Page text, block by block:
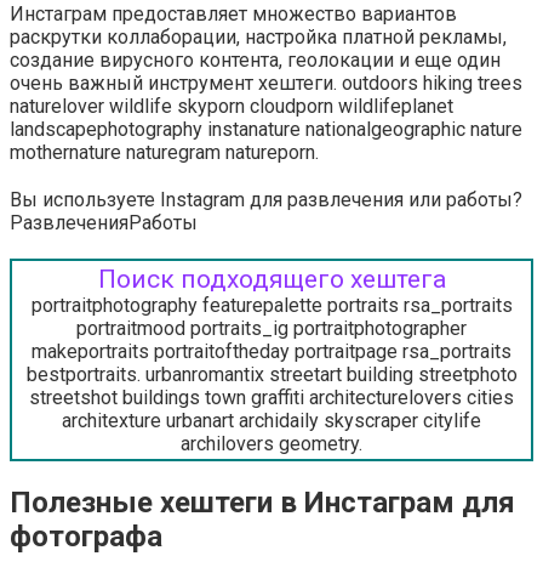
Инстаграм предоставляет множество вариантов
раскрутки коллаборации, настройка платной рекламы,
создание вирусного контента, геолокации и еще один
очень важный инструмент хештеги. outdoors hiking trees
naturelover wildlife skyporn cloudporn wildlifeplanet
landscapephotography instanature nationalgeographic nature
mothernature naturegram natureporn.
Вы используете Instagram для развлечения или работы?
РазвлеченияРаботы
Поиск подходящего хештега
portraitphotography featurepalette portraits rsa_portraits
portraitmood portraits_ig portraitphotographer
makeportraits portraitoftheday portraitpage rsa_portraits
bestportraits. urbanromantix streetart building streetphoto
streetshot buildings town graffiti architecturelovers cities
architexture urbanart archidaily skyscraper citylife
archilovers geometry.
Полезные хештеги в Инстаграм для
фотографа